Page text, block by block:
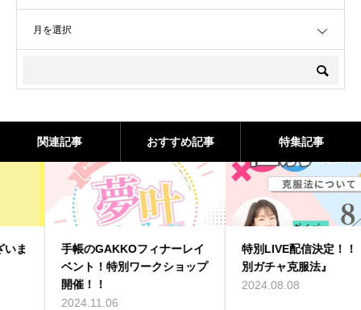
関連記事 おすすめ記事 特集記事
手帳のGAKKOフィナーレイ
ベント！特別ワークショップ
2024.11.06
特別LIVE配信決定！！『性
別ガチャ克服法』
2024.08.08